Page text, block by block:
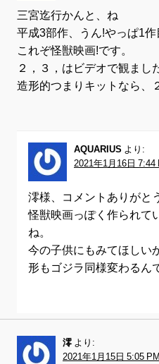
三宮迄行かんと、ね
平成3部作、うん!やっぱ1作
これぞ怪獣映画!です。
２，３，はビデオで観まし
造形的つまりキットなら、
AQUARIUS より:
2021年1月16日 7:44
澪様、コメントありがと
怪獣映画っぽく作られて
ね。
今の子供にもみてほしい
形もゴジラ同様変わるん
澪 より:
2021年1月15日 5:05 PM